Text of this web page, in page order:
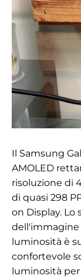
Il Samsung
AMOLED
risoluzione di
di quasi 298
on Display.
dell'immagine
luminosità è
confortevole
luminosità